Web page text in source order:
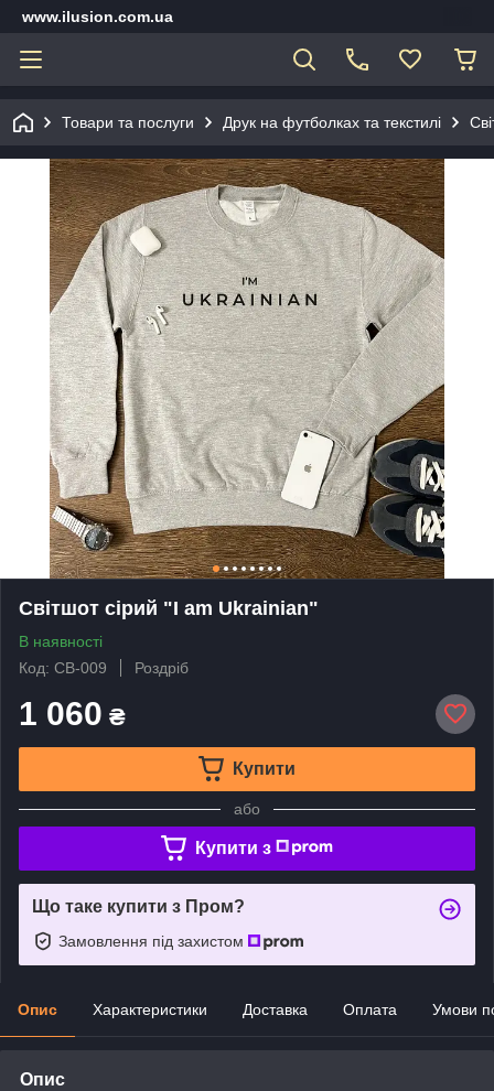
www.ilusion.com.ua
Товари та послуги Друк на футболках та текстилі
Світшот сірий "I am Ukrainian"
В наявності
Код: СВ-009
Роздріб
1 060 ₴
Купити
або
Купити з
Що таке купити з Пром?
Замовлення під захистом
Опис Характеристики Доставка Оплата Умови
Опис